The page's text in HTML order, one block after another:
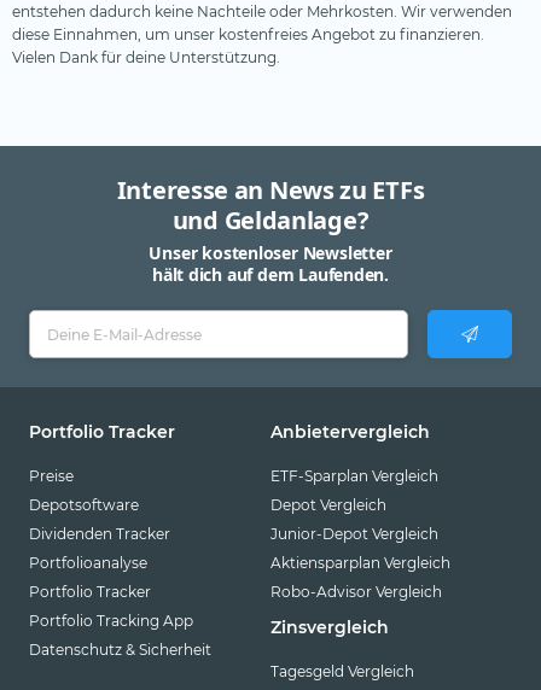
entstehen dadurch keine Nachteile oder Mehrkosten. Wir verwenden
diese Einnahmen, um unser kostenfreies Angebot zu finanzieren.
Vielen Dank für deine Unterstützung.
Interesse an News zu ETFs
und Geldanlage?
Unser kostenloser Newsletter
hält dich auf dem Laufenden.
Portfolio Tracker
Preise
Depotsoftware
Dividenden Tracker
Portfolioanalyse
Portfolio Tracker
Portfolio Tracking App
Datenschutz & Sicherheit
Anbietervergleich
ETF-Sparplan Vergleich
Depot Vergleich
Junior-Depot Vergleich
Aktiensparplan Vergleich
Robo-Advisor Vergleich
Zinsvergleich
Tagesgeld Vergleich